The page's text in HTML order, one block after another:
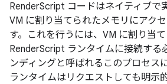
RenderScript コードはネイティブで
VM に割り当てられたメモリにアク
す。これを行うには、VM に割り当
RenderScript ランタイムに接続する
ンディングと呼ばれるこのプロセス
ランタイムはリクエストしても明示